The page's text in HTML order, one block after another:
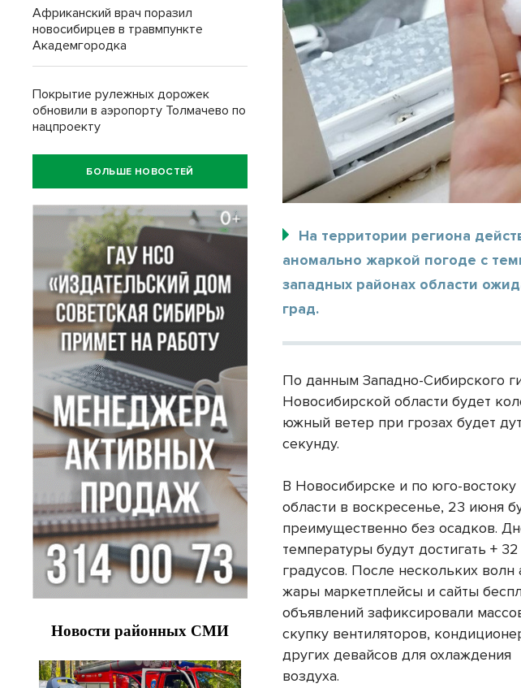
На территории региона
аномально жаркой погоде с
западных районах области
град.
По данным Западно-Сибирского
Новосибирской области будет
южный ветер при грозах будет
секунду.
В Новосибирске и по юго-востоку
области в воскресенье, 23 июня
преимущественно без осадков.
температуры будут достигать + 32
градусов. После нескольких волн
жары маркетплейсы и сайты
объявлений зафиксировали
скупку вентиляторов,
других девайсов для охлаждения
воздуха.
Африканский врач поразил
новосибирцев в травмпункте
Академгородка
Покрытие рулежных дорожек
обновили в аэропорту Толмачево по
нацпроекту
БОЛЬШЕ НОВОСТЕЙ